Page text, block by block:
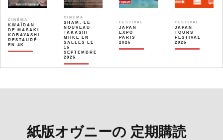
CINÉMA
KWAÏDAN
DE MASAKI
KOBAYASHI
RESTAURÉ
EN 4K
CINÉMA
SHAM, LE
NOUVEAU
TAKASHI
MIIKE EN
SALLES LE
16
SEPTEMBRE
2026
FESTIVAL
JAPAN
EXPO
PARIS
2026
FESTIVAL
JAPAN
TOURS
FESTIVAL
2026
紙版オヴニーの 定期購読